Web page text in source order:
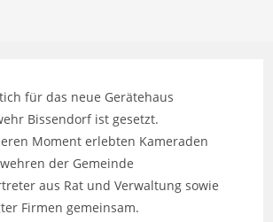
für das neue Gerätehaus
Bissendorf ist gesetzt.
Moment erlebten Kameraden
der Gemeinde
aus Rat und Verwaltung sowie
Firmen gemeinsam.